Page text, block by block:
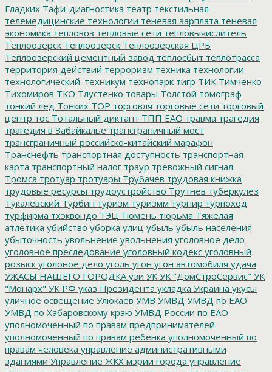
Гладких Тафи-диагностика театр текстильная
телемедицинские технологии теневая зарплата теневая
экономика тепловоз тепловые сети тепловычислитель
Теплоозерск Теплоозёрск Теплоозёрская ЦРБ
Теплоозерский цементный завод теплосбыт теплотрасса
территория действий терроризм техника технологии
технологический_техникум технопарк тигр ТИК Тимченко
Тихомиров ТКО Тлустенко товары Толстой томограф
тонкий лед Тонких ТОР торговля торговые сети торговый
центр тос Тотальный диктант ТПП ЕАО травма трагедия
трагедия в Забайкалье трансграничный мост
трансграничный российско-китайский марафон
Транснефть транспортная доступность транспортная
карта транспортный налог траур тревожный сигнал
Тромса тротуар тротуары Трубачев трудовая книжка
трудовые ресурсы трудоустройство Трутнев туберкулез
Тукалевский Турбин туризм туризмм турнир турпоход
турфирма тхэквондо ТЭЦ Тюмень тюрьма Тяжелая
атлетика убийство уборка улиц убыль убыль населения
убыточность увольнение увольнения уголовное дело
уголовное преследование уголовный кодекс уголовный
розыск уголоное дело уголь угон угон автомобиля удача
УЖАСЫ НАШЕГО ГОРОДКА узи УК УК "ДомСтроСервис" УК
"Монарх" УК РФ указ Президента укладка Украина укусы
уличное освещение Улюкаев УМВ УМВД УМВД по ЕАО
УМВД по Хабаровскому краю УМВД России по ЕАО
уполномоченный по правам предпринимателей
уполномоченный по правам ребенка уполномоченный по
правам человека управление административными
зданиями Управление ЖКХ мэрии города управление